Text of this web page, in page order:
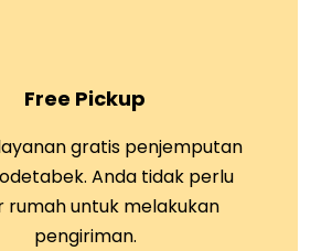
Free Pickup
gratis penjemputan
Anda tidak perlu
rumah untuk melakukan
pengiriman.